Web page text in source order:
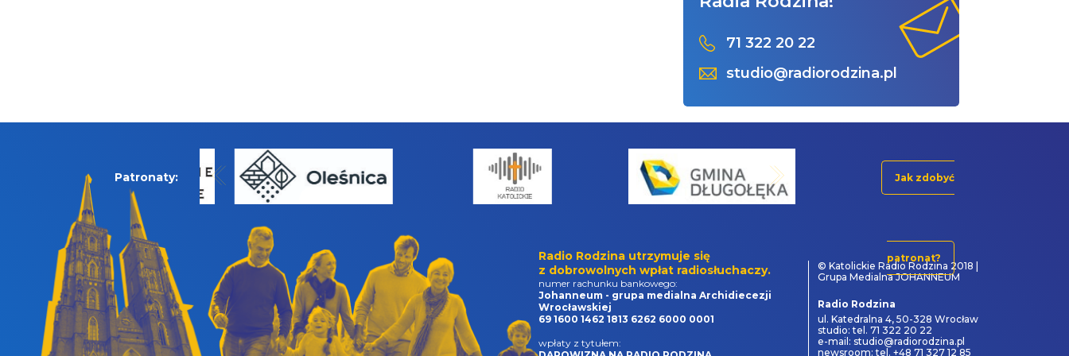
71 322 20 22
studio@radiorodzina.pl
Patronaty: Jak zdobyć
patronat?
Radio Rodzina utrzymuje się
z dobrowolnych wpłat radiosłuchaczy.
numer rachunku bankowego:
Johanneum - grupa medialna Archidiecezji
Wrocławskiej
69 1600 1462 1813 6262 6000 0001
wpłaty z tytułem:
© Katolickie Radio Rodzina 2018 |
Grupa Medialna JOHANNEUM
Radio Rodzina
ul. Katedralna 4, 50-328 Wrocław
studio: tel. 71 322 20 22
e-mail: studio@radiorodzina.pl
newsroom: tel. +48 71 327 12 85